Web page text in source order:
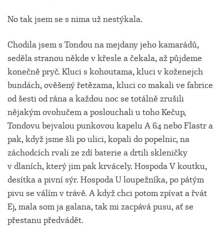
No tak jsem se s nima už nestýkala.
Chodila jsem s Tondou na mejdany jeho kamarádů,
seděla stranou někde v křesle a čekala, až půjdeme
konečně pryč. Kluci s kohoutama, kluci v koženejch
bundách, ověšený řetězama, kluci co makali ve fabrice
od šesti od rána a každou noc se totálně zrušili
nějakým ovohučem a poslouchali u toho Kečup,
Tondovu bejvalou punkovou kapelu A 64 nebo Flastr a
pak, když jsme šli po ulici, kopali do popelnic, na
záchodcích rvali ze zdí baterie a drtili skleničky
v dlaních, který jim pak krvácely. Hospoda V koutku,
desítka a pivní sýr. Hospoda U loupežníka, po pátým
pivu se válím v trávě. A když chci potom zpívat a řvát
Ej, mala som ja galana, tak mi zacpává pusu, ať se
přestanu předvádět.